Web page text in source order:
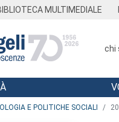
MULTIMEDIALE
chi
E POLITICHE SOCIALI